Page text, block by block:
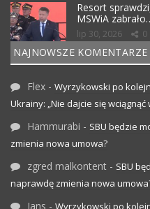
Resort
MSWiA
lip 30, 2026 0
NAJNOWSZE KOMENTARZE
Flex - Wyrzykowski po
Ukrainy: „Nie dajcie się wciągnąć
Hammurabi - SBU będzie
zmienia nowa umowa?
zgred malkontent - SBU
naprawdę zmienia nowa
Jans - Wyrzykowski po